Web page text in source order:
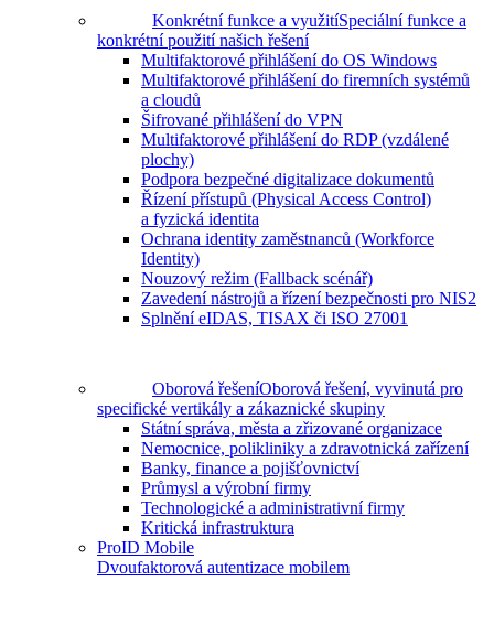
Konkrétní funkce a využitíSpeciální funkce a
konkrétní použití našich řešení
Multifaktorové přihlášení do OS Windows
Multifaktorové přihlášení do firemních systémů
a cloudů
Šifrované přihlášení do VPN
Multifaktorové přihlášení do RDP (vzdálené
plochy)
Podpora bezpečné digitalizace dokumentů
Řízení přístupů (Physical Access Control)
a fyzická identita
Ochrana identity zaměstnanců (Workforce
Identity)
Nouzový režim (Fallback scénář)
Zavedení nástrojů a řízení bezpečnosti pro NIS2
Splnění eIDAS, TISAX či ISO 27001
Oborová řešeníOborová řešení, vyvinutá pro
specifické vertikály a zákaznické skupiny
Státní správa, města a zřizované organizace
Nemocnice, polikliniky a zdravotnická zařízení
Banky, finance a pojišťovnictví
Průmysl a výrobní firmy
Technologické a administrativní firmy
Kritická infrastruktura
ProID Mobile
Dvoufaktorová autentizace mobilem